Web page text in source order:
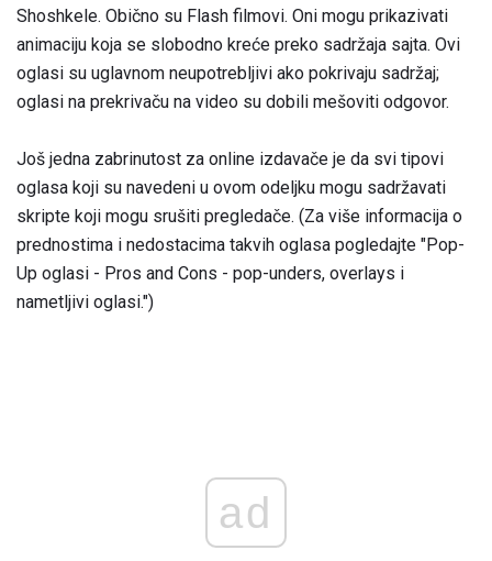
Shoshkele. Obično su Flash filmovi. Oni mogu prikazivati ​​
animaciju koja se slobodno kreće preko sadržaja sajta. Ovi
oglasi su uglavnom neupotrebljivi ako pokrivaju sadržaj;
oglasi na prekrivaču na video su dobili mešoviti odgovor.
Još jedna zabrinutost za online izdavače je da svi tipovi
oglasa koji su navedeni u ovom odeljku mogu sadržavati
skripte koji mogu srušiti pregledače. (Za više informacija o
prednostima i nedostacima takvih oglasa pogledajte "Pop-
Up oglasi - Pros and Cons - pop-unders, overlays i
nametljivi oglasi.")
ad